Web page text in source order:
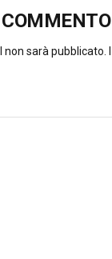
non sarà pubblicato.